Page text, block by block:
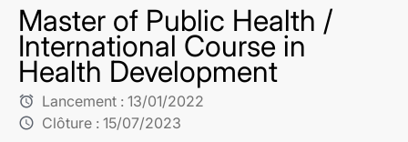
Master of Public Health /
International Course in
Health Development
alarm Lancement : 13/01/2022
schedule Clôture : 15/07/2023